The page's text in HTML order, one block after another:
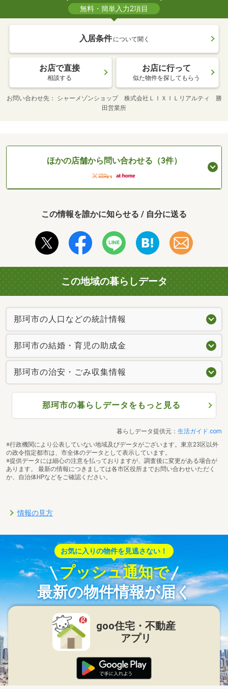
無料・簡単入力2項目
入居条件 について聞く
お店で直接
相談する
お店に行って
似た物件を探してもらう
お問い合わせ先
シャーメゾンショップ 株式会社ＬＩＸＩＬリアルティ 勝
田営業所
ほかの店舗から問い合わせる（3件）
この情報を誰かに知らせる / 自分に送る
この地域の暮らしデータ
那珂市の人口などの統計情報
那珂市の結婚・育児の助成金
那珂市の治安・ごみ収集情報
那珂市の暮らしデータをもっと見る
暮らしデータ提供元： 生活ガイド.com
※行政機関により公表していない地域及びデータがございます。東京23区以外
の政令指定都市は、市全体のデータとして表示しています。
※提供データには細心の注意を払っておりますが、調査後に変更がある場合が
あります。 最新の情報につきましては各市区役所までお問い合わせいただく
か、自治体HPなどをご確認ください。
情報の見方
お気に入りの物件を見逃さない！
プッシュ通知で
最新の物件情報が届く
goo住宅・不動産
アプリ